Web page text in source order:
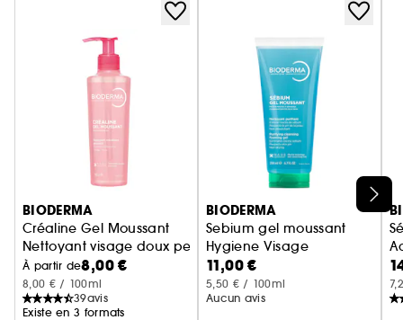
BIODERMA
Créaline Gel Moussant
Nettoyant visage doux peaux sensibles à intolérantes
À partir de8,00 €
8,00 € / 100ml
39avis
Existe en 3 formats
BIODERMA
Sebium gel moussant
Hygiene Visage
11,00 €
5,50 € / 100ml
Aucun avis